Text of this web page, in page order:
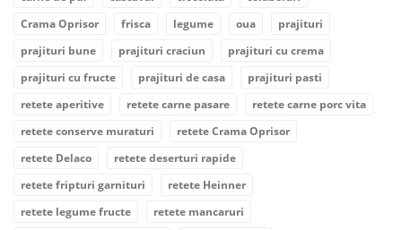
Crama Oprisor
frisca legume oua
prajituri
prajituri bune
prajituri craciun
prajituri cu crema
prajituri cu fructe
prajituri de casa
prajituri pasti
retete aperitive
retete carne pasare
retete carne porc vita
retete conserve muraturi
retete Crama Oprisor
retete Delaco
retete deserturi rapide
retete fripturi garnituri
retete Heinner
retete legume fructe
retete mancaruri